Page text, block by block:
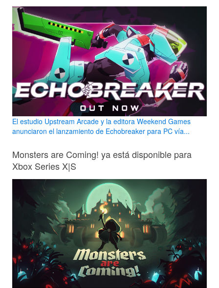
El estudio Upstream Arcade y la editora Weekend Games
anunciaron el lanzamiento de Echobreaker para PC vía...
Monsters are Coming! ya está disponible para
Xbox Series X|S